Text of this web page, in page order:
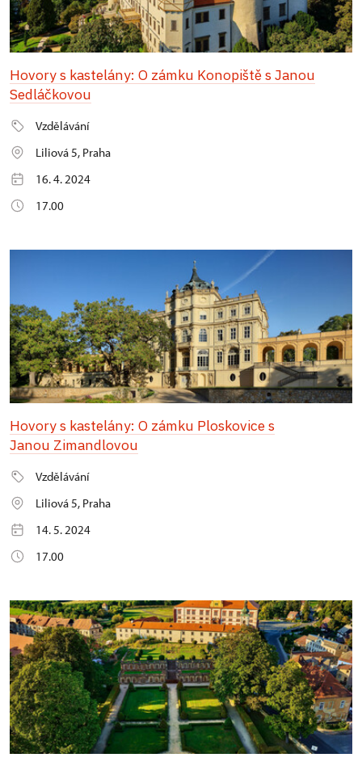
Hovory s kastelány: O zámku Konopiště s Janou
Sedláčkovou
Vzdělávání
Liliová 5, Praha
16. 4. 2024
17.00
Hovory s kastelány: O zámku Ploskovice s
Janou Zimandlovou
Vzdělávání
Liliová 5, Praha
14. 5. 2024
17.00